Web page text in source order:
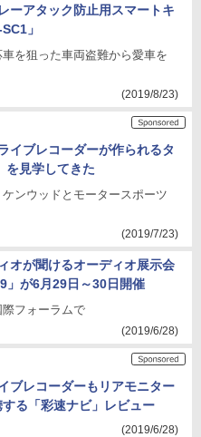
ーアタック防止用スマートキ
」
を狙った車両盗難から愛車を
(2019/8/23)
イブレコーダーが作られるタ
を見学してきた
ンウッドとモータースポーツ
(2019/7/23)
オが聞けるオーディオ展示会
」が6月29日～30日開催
フォーラムで
(2019/6/28)
ブレコーダーもリアモニター
る「彩速ナビ」レビュー
(2019/6/28)